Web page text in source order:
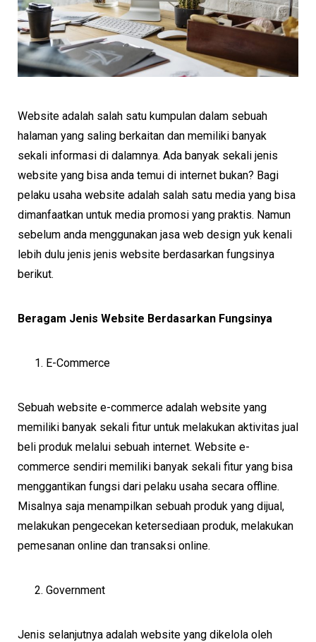
Website adalah salah satu kumpulan dalam sebuah
halaman yang saling berkaitan dan memiliki banyak
sekali informasi di dalamnya. Ada banyak sekali jenis
website yang bisa anda temui di internet bukan? Bagi
pelaku usaha website adalah salah satu media yang bisa
dimanfaatkan untuk media promosi yang praktis. Namun
sebelum anda menggunakan jasa web design yuk kenali
lebih dulu jenis jenis website berdasarkan fungsinya
berikut.
Beragam Jenis Website Berdasarkan Fungsinya
E-Commerce
Sebuah website e-commerce adalah website yang
memiliki banyak sekali fitur untuk melakukan aktivitas jual
beli produk melalui sebuah internet. Website e-
commerce sendiri memiliki banyak sekali fitur yang bisa
menggantikan fungsi dari pelaku usaha secara offline.
Misalnya saja menampilkan sebuah produk yang dijual,
melakukan pengecekan ketersediaan produk, melakukan
pemesanan online dan transaksi online.
Government
Jenis selanjutnya adalah website yang dikelola oleh